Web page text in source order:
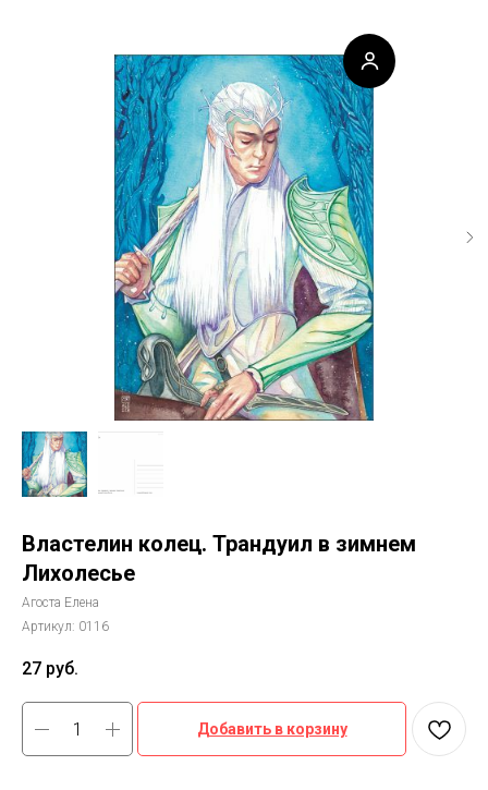
Властелин колец. Трандуил в зимнем
Лихолесье
Агоста Елена
Артикул: 0116
27 руб.
Добавить в корзину